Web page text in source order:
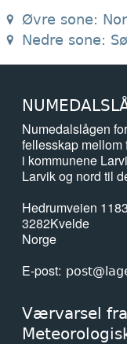
Øvre sone:
Nedre sone:
Numedalslågen
fellesskap
i kommunene
Larvik og nord til
Hedrumveien 1183
3282Kvelde
Norge
E-post
Værvarsel